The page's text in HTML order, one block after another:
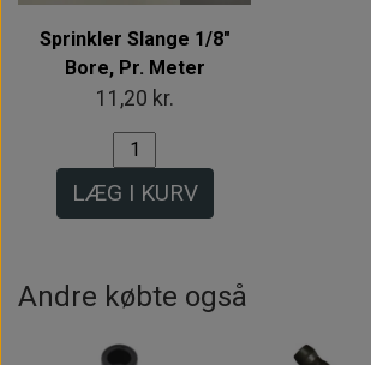
Sprinkler Slange 1/8"
Bore, Pr. Meter
11,20 kr.
LÆG I KURV
Andre købte også